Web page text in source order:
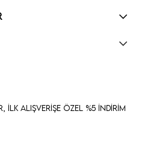
İlk Alışverişe Özel %5 İndirim